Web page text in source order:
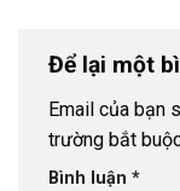
Để lại một
Email của bạn
trường bắt
Bình luận *